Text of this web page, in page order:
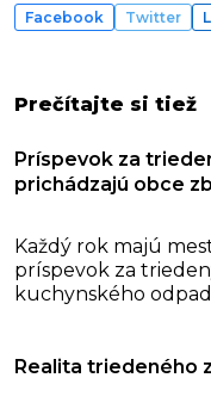
Facebook Twitter
Prečítajte si tiež
Príspevok za
prichádzajú obce
Každý rok majú
príspevok za
kuchynského
dokumentácii.
Realita triedeného